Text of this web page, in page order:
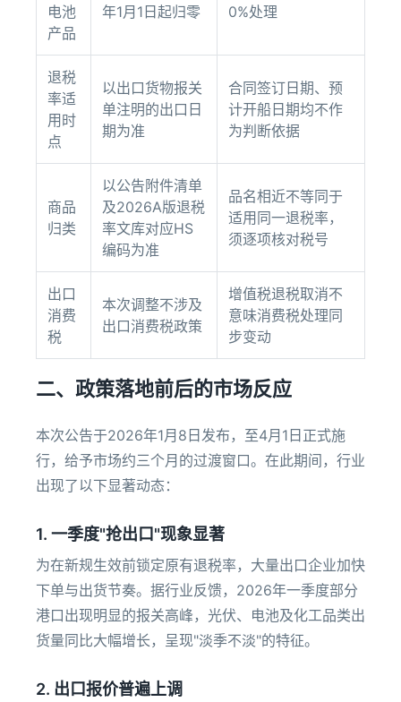
电池
产品
年1月1日起归零
0%处理
退税
率适
用时
点
以出口货物报关
单注明的出口日
期为准
合同签订日期、预
计开船日期均不作
为判断依据
商品
归类
以公告附件清单
及2026A版退税
率文库对应HS
编码为准
品名相近不等同于
适用同一退税率，
须逐项核对税号
出口
消费
税
本次调整不涉及
出口消费税政策
增值税退税取消不
意味消费税处理同
步变动
二、政策落地前后的市场反应
本次公告于2026年1月8日发布，至4月1日正式施
行，给予市场约三个月的过渡窗口。在此期间，行业
出现了以下显著动态：
1. 一季度"抢出口"现象显著
为在新规生效前锁定原有退税率，大量出口企业加快
下单与出货节奏。据行业反馈，2026年一季度部分
港口出现明显的报关高峰，光伏、电池及化工品类出
货量同比大幅增长，呈现"淡季不淡"的特征。
2. 出口报价普遍上调